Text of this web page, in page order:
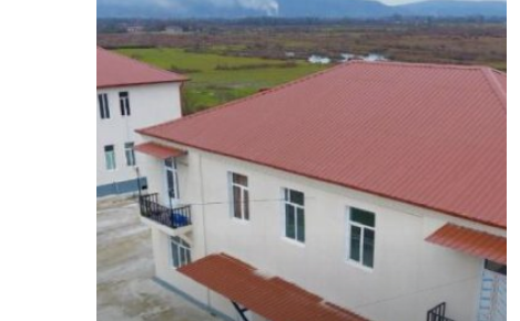
ᲒᲐᲒᲠᲫᲔᲚᲔᲑᲐ